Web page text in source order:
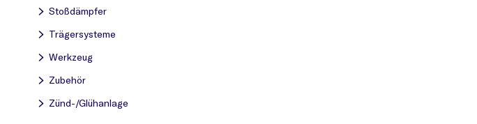
Stoßdämpfer
Trägersysteme
Werkzeug
Zubehör
Zünd-/Glühanlage